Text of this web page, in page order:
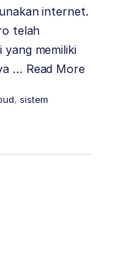
internet.
telah
memiliki
… Read More
, sistem